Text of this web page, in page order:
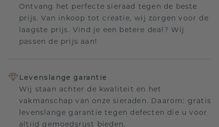
Ontvang het perfecte sieraad tegen de beste
prijs. Van inkoop tot creatie, wij zorgen voor de
laagste prijs. Vind je een betere deal? Wij
passen de prijs aan!
Levenslange garantie
Wij staan achter de kwaliteit en het
vakmanschap van onze sieraden. Daarom: gratis
levenslange garantie tegen defecten die u voor
altijd gemoedsrust bieden.